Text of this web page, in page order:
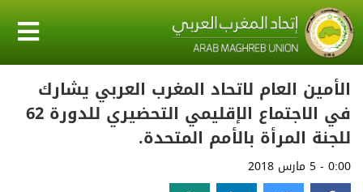
الأمين العام لاتحاد المغرب العربي يشارك
في الاجتماع الإقليمي التحضيري للدورة 62
للجنة المرأة بالأمم المتحدة.
0:00 - 5 مارس 2018